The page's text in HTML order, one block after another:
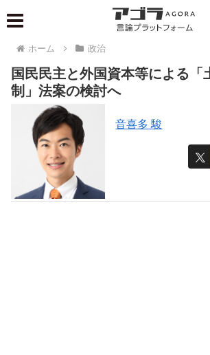
ホーム 政治
国民民主と外国資本等による「
制」法案の検討へ
音喜多 駿